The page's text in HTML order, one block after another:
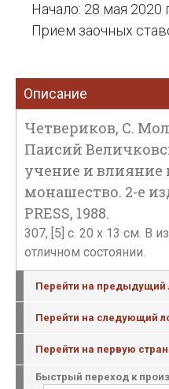
Начало: 28 мая 2020
Прием заочных
Описание
Четвериков, С.
Паисий
учение и влияние
монашество. 2-е
PRESS, 1988.
307, [5] с. 20 х 13 см. В
отличном состоянии.
Перейти на предыдущий
Перейти на следующий
Перейти на первую
Быстрый переход к